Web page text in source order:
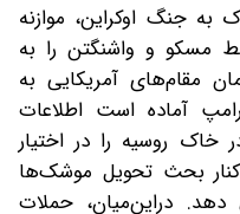
به جنگ اوکراین، موازنه
مسکو و واشنگتن را به
مقام‌های آمریکایی به
آماده است اطلاعات
روسیه را در اختیار
کنار بحث تحویل موشک‌ها
دراین‌میان، حملات